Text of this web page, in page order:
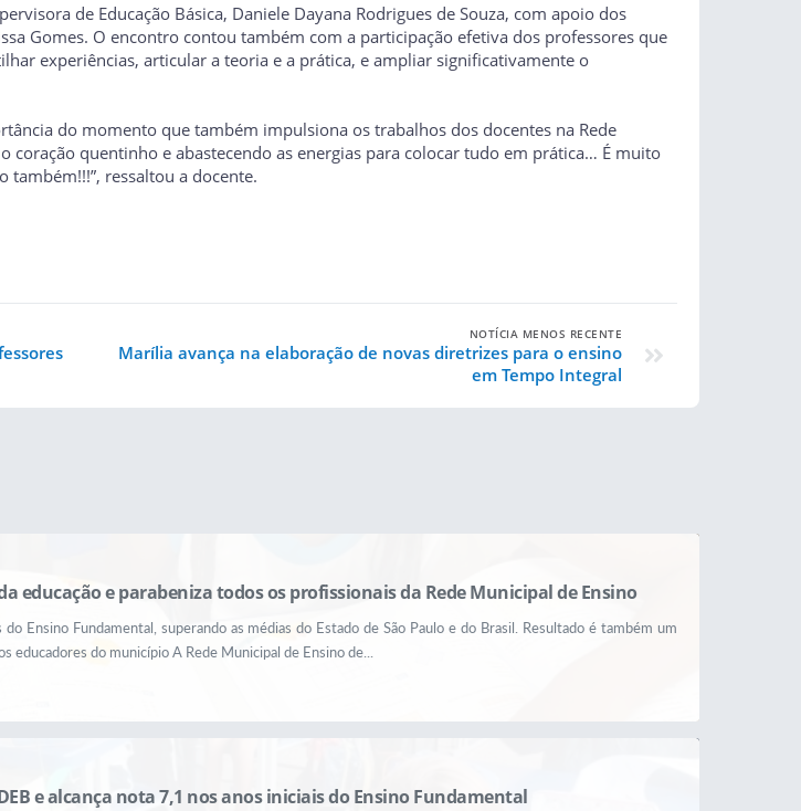
de Educação Básica, Daniele Dayana Rodrigues de Souza, com apoio dos
Gomes. O encontro contou também com a participação efetiva dos professores que
experiências, articular a teoria e a prática, e ampliar significativamente o
do momento que também impulsiona os trabalhos dos docentes na Rede
coração quentinho e abastecendo as energias para colocar tudo em prática… É muito
também!!!”, ressaltou a docente.
NOTÍCIA MENOS RECENTE
Marília avança na elaboração de novas diretrizes para o ensino
em Tempo Integral
educação e parabeniza todos os profissionais da Rede Municipal de Ensino
Ensino Fundamental, superando as médias do Estado de São Paulo e do Brasil. Resultado é também um
educadores do município A Rede Municipal de Ensino de...
e alcança nota 7,1 nos anos iniciais do Ensino Fundamental